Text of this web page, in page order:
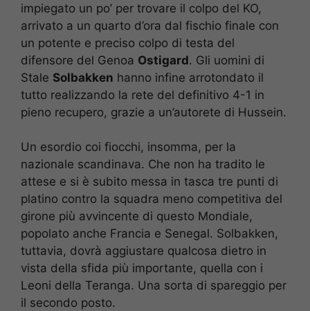
impiegato un po’ per trovare il colpo del KO,
arrivato a un quarto d’ora dal fischio finale con
un potente e preciso colpo di testa del
difensore del Genoa Ostigard. Gli uomini di
Stale Solbakken hanno infine arrotondato il
tutto realizzando la rete del definitivo 4-1 in
pieno recupero, grazie a un’autorete di Hussein.
Un esordio coi fiocchi, insomma, per la
nazionale scandinava. Che non ha tradito le
attese e si è subito messa in tasca tre punti di
platino contro la squadra meno competitiva del
girone più avvincente di questo Mondiale,
popolato anche Francia e Senegal. Solbakken,
tuttavia, dovrà aggiustare qualcosa dietro in
vista della sfida più importante, quella con i
Leoni della Teranga. Una sorta di spareggio per
il secondo posto.